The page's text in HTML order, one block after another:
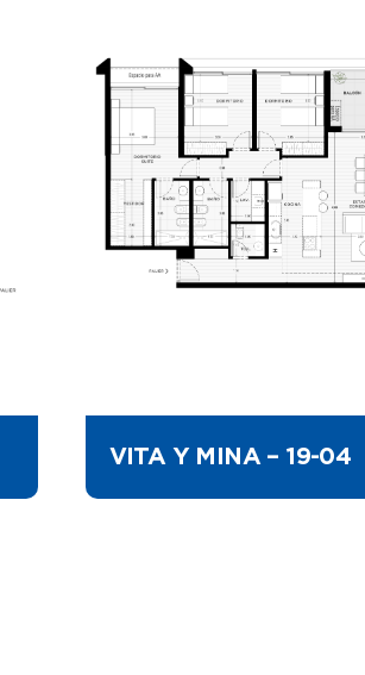
VITA Y MINA – 19-04